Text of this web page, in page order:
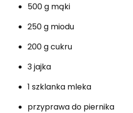
500 g mąki
250 g miodu
200 g cukru
3 jajka
1 szklanka mleka
przyprawa do piernika